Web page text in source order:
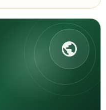
public